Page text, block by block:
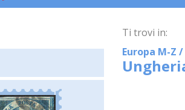
Ti trovi in:
Europa M-Z /